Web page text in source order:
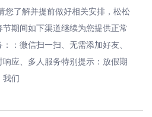
您了解并提前做好相关安排，松松
节期间如下渠道继续为您提供正常
：：微信扫一扫、无需添加好友、
响应、多人服务特别提示：放假期
我们